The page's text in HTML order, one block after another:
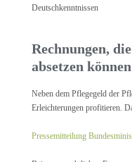
Deutschkenntnissen
Rechnungen,
absetzen
Neben dem Pflegegeld der
Erleichterungen profitieren.
Pressemitteilung